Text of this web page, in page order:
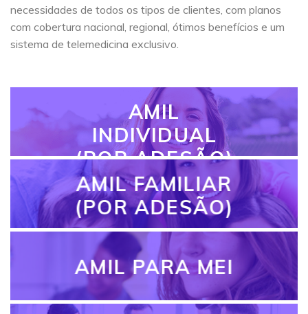
necessidades de todos os tipos de clientes, com planos
com cobertura nacional, regional, ótimos benefícios e um
sistema de telemedicina exclusivo.
AMIL
INDIVIDUAL
(POR ADESÃO)
AMIL FAMILIAR
(POR ADESÃO)
AMIL PARA MEI